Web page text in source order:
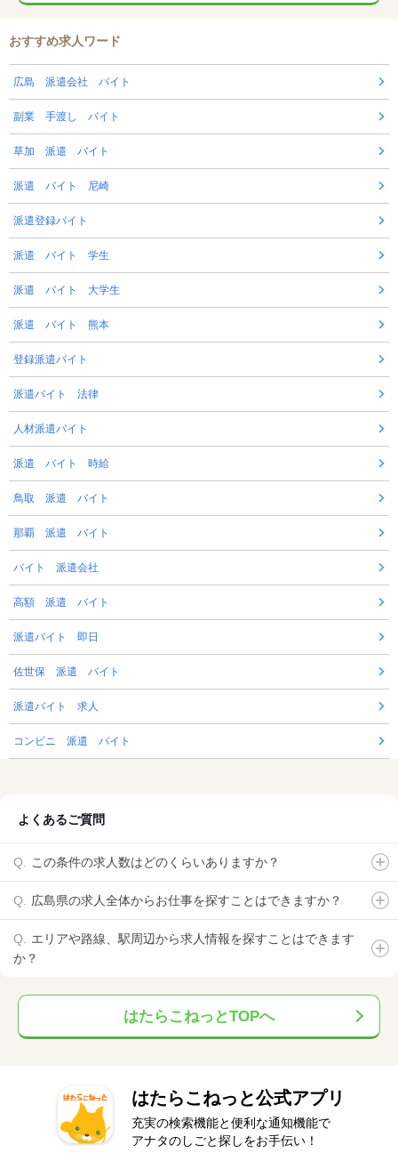
おすすめ求人ワード
広島 派遣会社 バイト
副業 手渡し バイト
草加 派遣 バイト
派遣 バイト 尼崎
派遣登録バイト
派遣 バイト 学生
派遣 バイト 大学生
派遣 バイト 熊本
登録派遣バイト
派遣バイト 法律
人材派遣バイト
派遣 バイト 時給
鳥取 派遣 バイト
那覇 派遣 バイト
バイト 派遣会社
高額 派遣 バイト
派遣バイト 即日
佐世保 派遣 バイト
派遣バイト 求人
コンビニ 派遣 バイト
よくあるご質問
この条件の求人数はどのくらいありますか？
広島県の求人全体からお仕事を探すことはできますか？
エリアや路線、駅周辺から求人情報を探すことはできます
か？
はたらこねっとTOPへ
はたらこねっと公式アプリ
充実の検索機能と便利な通知機能で
アナタのしごと探しをお手伝い！